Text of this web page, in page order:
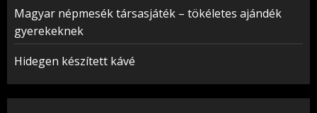
Magyar népmesék társasjáték – tökéletes ajándék
gyerekeknek
Hidegen készített kávé